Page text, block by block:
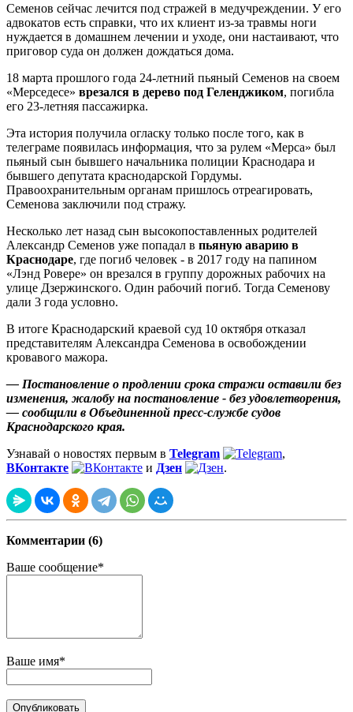
Семенов сейчас лечится под стражей в медучреждении. У его
адвокатов есть справки, что их клиент из-за травмы ноги
нуждается в домашнем лечении и уходе, они настаивают, что
приговор суда он должен дождаться дома.
18 марта прошлого года 24-летний пьяный Семенов на своем
«Мерседесе» врезался в дерево под Геленджиком, погибла
его 23-летняя пассажирка.
Эта история получила огласку только после того, как в
телеграме появилась информация, что за рулем «Мерса» был
пьяный сын бывшего начальника полиции Краснодара и
бывшего депутата краснодарской Гордумы.
Правоохранительным органам пришлось отреагировать,
Семенова заключили под стражу.
Несколько лет назад сын высокопоставленных родителей
Александр Семенов уже попадал в пьяную аварию в
Краснодаре, где погиб человек - в 2017 году на папином
«Лэнд Ровере» он врезался в группу дорожных рабочих на
улице Дзержинского. Один рабочий погиб. Тогда Семенову
дали 3 года условно.
В итоге Краснодарский краевой суд 10 октября отказал
представителям Александра Семенова в освобождении
кровавого мажора.
— Постановление о продлении срока стражи оставили без
изменения, жалобу на постановление - без удовлетворения,
— сообщили в Объединенной пресс-службе судов
Краснодарского края.
Узнавай о новостях первым в Telegram
,
ВКонтакте
и Дзен .
Комментарии (6)
Ваше сообщение*
Ваше имя*